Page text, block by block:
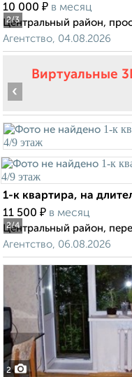
2/3
10 000 ₽ в месяц
Центральный район,
Агентство, 04.08.2026
Виртуальные
2/4
‹
1-к квартира, на
11 500 ₽ в месяц
Центральный район,
Агентство, 06.08.2026
2